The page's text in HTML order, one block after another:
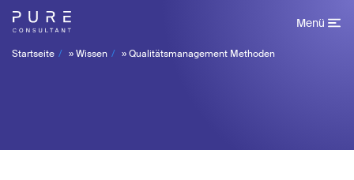
Menü
Startseite »Wissen »Qualitätsmanagement Methoden